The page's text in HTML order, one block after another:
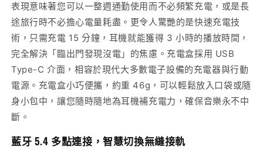
表現意味著您可以一整週通勤使用而不必頻繁充電，或是長
途旅行時不必擔心電量耗盡。更令人驚艷的是快速充電技
術，只需充電 15 分鐘，耳機就能獲得 3 小時的播放時間，
完全解決「臨出門發現沒電」的焦慮。充電盒採用 USB
Type-C 介面，相容於現代大多數電子設備的充電器與行動
電源。充電盒小巧便攜，約重 46g，可以輕鬆放入口袋或隨
身小包中，讓您隨時隨地為耳機補充電力，確保音樂永不中
斷。
藍牙 5.4 多點連接，智慧切換無縫接軌